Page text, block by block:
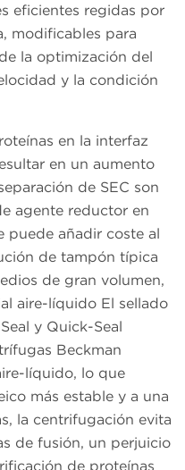
eficientes regidas por
modificables para
la optimización del
y la condición
en la interfaz
en un aumento
de SEC son
agente reductor en
puede añadir coste al
de tampón típica
de gran volumen,
aire-líquido El sellado
y Quick-Seal
Beckman
líquido, lo que
más estable y a una
la centrifugación evita
de fusión, un perjuicio
de proteínas